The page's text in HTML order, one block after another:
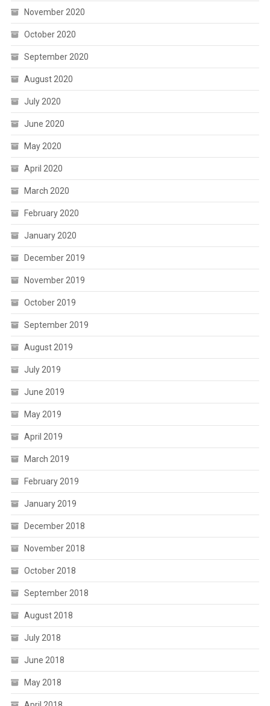
November 2020
October 2020
September 2020
August 2020
July 2020
June 2020
May 2020
April 2020
March 2020
February 2020
January 2020
December 2019
November 2019
October 2019
September 2019
August 2019
July 2019
June 2019
May 2019
April 2019
March 2019
February 2019
January 2019
December 2018
November 2018
October 2018
September 2018
August 2018
July 2018
June 2018
May 2018